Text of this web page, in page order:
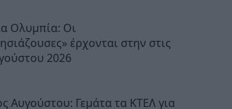
Ολυμπία: Οι
έρχονται στην στις
2026
Αυγούστου: Γεμάτα τα ΚΤΕΛ για